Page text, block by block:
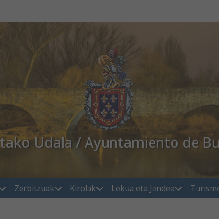
Udala / Ayuntamiento de
Zerbitzuak Kirolak Lekua eta Jendea